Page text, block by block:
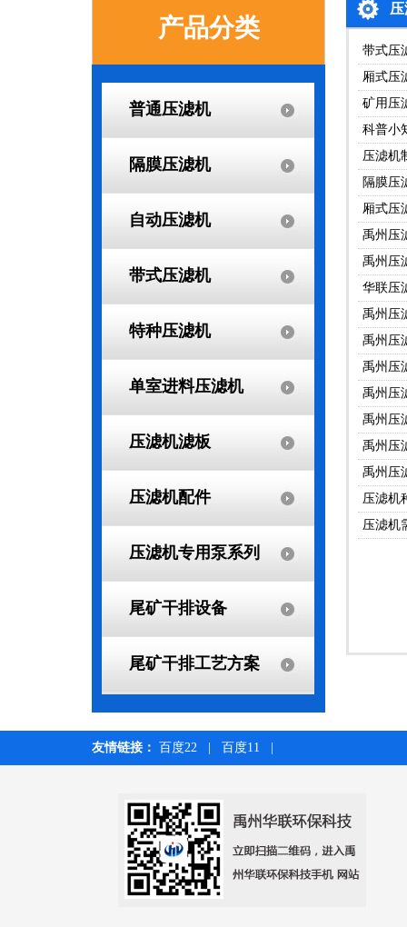
带式压
厢式压
矿用压
科普
压滤机
隔膜压
厢式压
禹州压
禹州压
华联压
禹州压
禹州压
禹州压
禹州压
禹州压
禹州压
禹州压
压滤机
压滤机
产品分类
普通压滤机
隔膜压滤机
自动压滤机
带式压滤机
特种压滤机
单室进料压滤机
压滤机滤板
压滤机配件
压滤机专用泵系列
尾矿干排设备
尾矿干排工艺方案
友情链接： 百度22 百度11